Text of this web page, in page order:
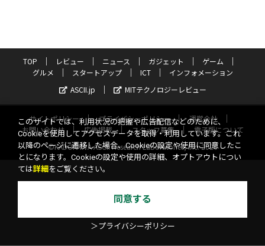
TOP レビュー ニュース ガジェット
ゲーム
グルメ
スタートアップ ICT
インフォメーション
ASCII.jp
MITテクノロジーレビュー
サイトポリシー プライバシーポリシー
運営会社
お問い合わせ
広告掲載 スタッフ募集
電子版について
©KADOKAWA ASCII Research Laboratories, Inc. 2026
このサイトでは、利用状況の把握や広告配信などのために、
Cookieを使用してアクセスデータを取得・利用しています。これ
以降のページに遷移した場合、Cookieの設定や使用に同意したこ
とになります。Cookieの設定や使用の詳細、オプトアウトについ
ては詳細 をご覧ください。
同意する
＞プライバシーポリシー